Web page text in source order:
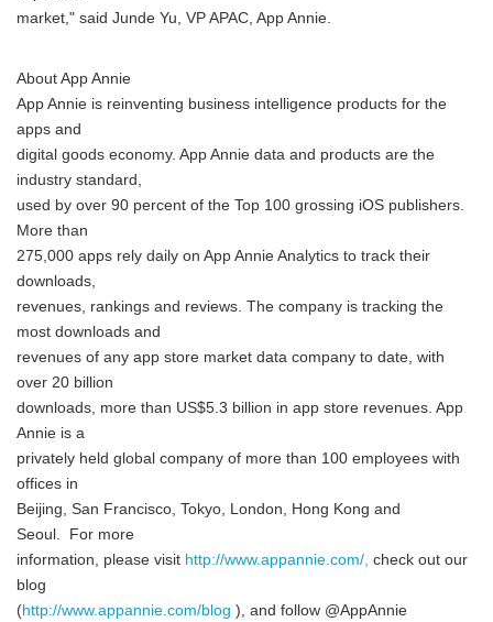
market," said Junde Yu, VP APAC, App Annie.
About App Annie
App Annie is reinventing business intelligence products for the
apps and
digital goods economy. App Annie data and products are the
industry standard,
used by over 90 percent of the Top 100 grossing iOS publishers.
More than
275,000 apps rely daily on App Annie Analytics to track their
downloads,
revenues, rankings and reviews. The company is tracking the
most downloads and
revenues of any app store market data company to date, with
over 20 billion
downloads, more than US$5.3 billion in app store revenues. App
Annie is a
privately held global company of more than 100 employees with
offices in
Beijing, San Francisco, Tokyo, London, Hong Kong and
Seoul. For more
information, please visit http://www.appannie.com/, check out our
blog
(http://www.appannie.com/blog ), and follow @AppAnnie